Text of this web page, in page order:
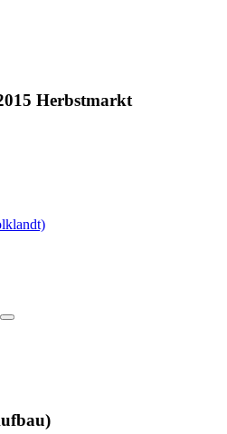
Herbstmarkt
Suchen